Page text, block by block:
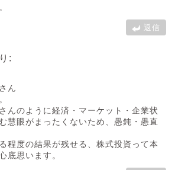
返信
:
ん
んのように経済・マーケット・企業状
慧眼がまったくないため、愚鈍・愚直
程度の結果が残せる、株式投資って本
底思います。